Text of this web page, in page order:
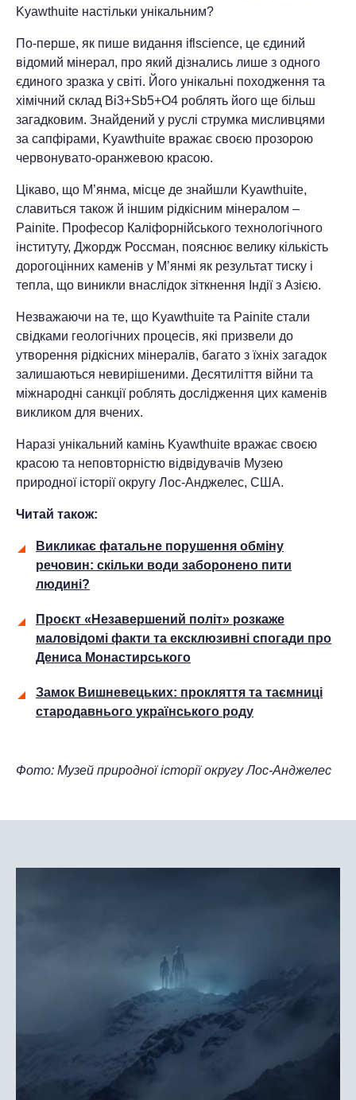
Kyawthuite настільки унікальним?
По-перше, як пише видання iflscience, це єдиний
відомий мінерал, про який дізнались лише з одного
єдиного зразка у світі. Його унікальні походження та
хімічний склад Bi3+Sb5+O4 роблять його ще більш
загадковим. Знайдений у руслі струмка мисливцями
за сапфірами, Kyawthuite вражає своєю прозорою
червонувато-оранжевою красою.
Цікаво, що М’янма, місце де знайшли Kyawthuite,
славиться також й іншим рідкісним мінералом –
Painite. Професор Каліфорнійського технологічного
інституту, Джордж Россман, пояснює велику кількість
дорогоцінних каменів у М’янмі як результат тиску і
тепла, що виникли внаслідок зіткнення Індії з Азією.
Незважаючи на те, що Kyawthuite та Painite стали
свідками геологічних процесів, які призвели до
утворення рідкісних мінералів, багато з їхніх загадок
залишаються невирішеними. Десятиліття війни та
міжнародні санкції роблять дослідження цих каменів
викликом для вчених.
Наразі унікальний камінь Kyawthuite вражає своєю
красою та неповторністю відвідувачів Музею
природної історії округу Лос-Анджелес, США.
Читай також:
Викликає фатальне порушення обміну
речовин: скільки води заборонено пити
людині?
Проєкт «Незавершений політ» розкаже
маловідомі факти та ексклюзивні спогади про
Дениса Монастирського
Замок Вишневецьких: прокляття та таємниці
стародавнього українського роду
Фото: Музей природної історії округу Лос-Анджелес